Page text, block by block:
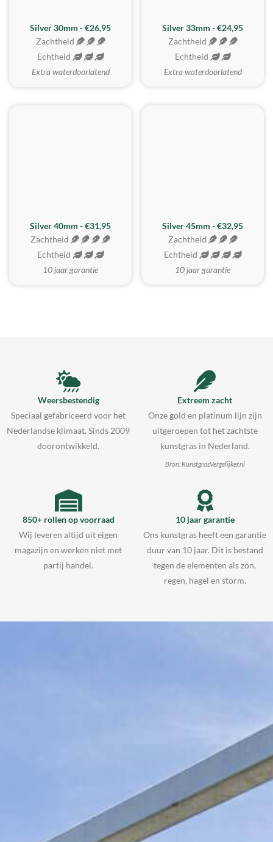
Silver 30mm - €26,95
Zachtheid
Echtheid
Extra waterdoorlatend
Silver 33mm - €24,95
Zachtheid
Echtheid
Extra waterdoorlatend
Silver 40mm - €31,95
Zachtheid
Echtheid
10 jaar garantie
MEEST GEKOZEN
Silver 45mm - €32,95
Zachtheid
Echtheid
10 jaar garantie
Weersbestendig
Speciaal gefabriceerd voor het
Nederlandse klimaat. Sinds 2009
doorontwikkeld.
Extreem zacht
Onze gold en platinum lijn zijn
uitgeroepen tot het zachtste
kunstgras in Nederland.
Bron: KunstgrasVergelijker.nl
850+ rollen op voorraad
Wij leveren altijd uit eigen
magazijn en werken niet met
partij handel.
10 jaar garantie
Ons kunstgras heeft een garantie
duur van 10 jaar. Dit is bestand
tegen de elementen als zon,
regen, hagel en storm.